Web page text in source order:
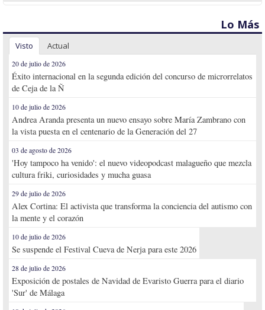
Lo Más
Visto Actual
20 de julio de 2026
Éxito internacional en la segunda edición del concurso de microrrelatos
de Ceja de la Ñ
10 de julio de 2026
Andrea Aranda presenta un nuevo ensayo sobre María Zambrano con
la vista puesta en el centenario de la Generación del 27
03 de agosto de 2026
'Hoy tampoco ha venido': el nuevo videopodcast malagueño que mezcla
cultura friki, curiosidades y mucha guasa
29 de julio de 2026
Alex Cortina: El activista que transforma la conciencia del autismo con
la mente y el corazón
10 de julio de 2026
Se suspende el Festival Cueva de Nerja para este 2026
28 de julio de 2026
Exposición de postales de Navidad de Evaristo Guerra para el diario
'Sur' de Málaga